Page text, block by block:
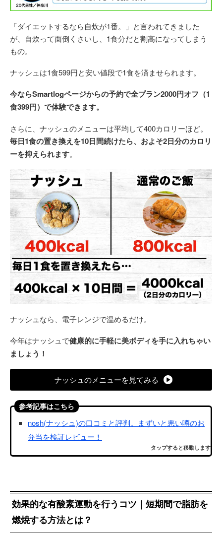
「ダイエットするなら自炊が1番。」と言われてきました
が、自炊って面倒くさいし、1食分だと割高になってしまう
もの。
ナッシュは1食599円と安い値段で1食を済ませられます。
今ならSmartlogページからの予約で全プラン2000円オフ（1
食399円）で体験できます。
さらに、ナッシュのメニューは平均して400カロリーほど。
毎日1食の置き換えを10日間続けたら、およそ2日分のカロリ
ーを抑えられます。
ナッシュなら、電子レンジで温めるだけ。
今年はナッシュで健康的に手軽に美ボディを手に入れちゃい
ましょう！
ナッシュのメニューを見てみる
参考記事はこちら
nosh(ナッシュ)の口コミと評判。まずいと悪い噂のお
弁当を検証レビュー！
タップすると移動します
効果的な有酸素運動を行うコツ｜短期間で脂肪を
燃焼する方法とは？